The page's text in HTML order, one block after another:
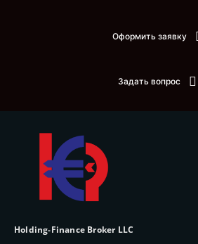
Оформить заявку
Задать вопрос
Holding-Finance Broker LLC